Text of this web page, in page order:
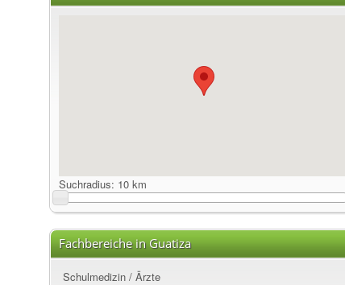
Suchradius: 10 km
Fachbereiche in Guatiza
Schulmedizin / Ärzte